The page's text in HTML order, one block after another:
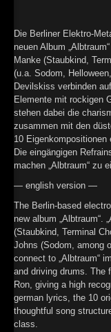
►
►
►
►
►
►
►
►
►
►
Die Berliner Elektro-
neuen Album
Manke (Staubkind,
(u.a. Sodom,
Devilskiss verbinden
Elemente mit rockigen
stehen dabei die
zusammen mit den
10 Eigenkompositionen
Die eingängigen
machen „Albtraum“ zu
— english version —
The Berlin-based
new album „Albtraum“.
(Staubkind, Terminal
Johns (Sodom, among
connect to „Albtraum“
and driving drums. The
Ron, giving a high
german lyrics, the 10
thoughtful song
class.